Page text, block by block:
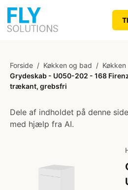
Forside / Køkken og bad / Køkken
Grydeskab - U050-202 - 168
trækant, grebsfri
Dele af indholdet på denne
med hjælp fra AI.